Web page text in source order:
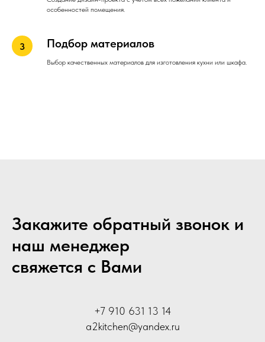
особенностей помещения.
Подбор материалов
Выбор качественных материалов для изготовления кухни или шкафа.
Закажите обратный звонок и
наш менеджер
свяжется с Вами
+7 910 631 13 14
a2kitchen@yandex.ru